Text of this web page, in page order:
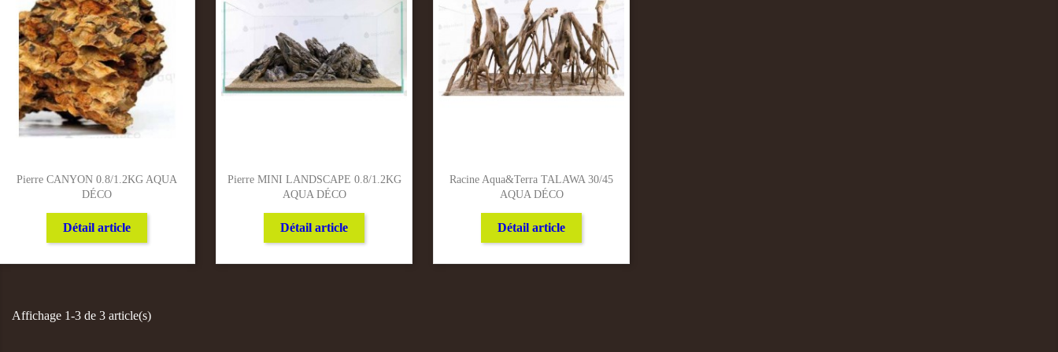
Pierre CANYON 0.8/1.2KG AQUA
DÉCO
Détail article
Pierre MINI LANDSCAPE 0.8/1.2KG
AQUA DÉCO
Détail article
Racine Aqua&terra TALAWA 30/45
AQUA DÉCO
Détail article
Affichage 1-3 de 3 article(s)